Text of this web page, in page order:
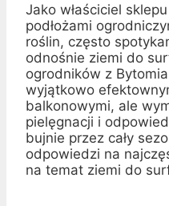
Jako właściciel
podłożami
roślin, często
odnośnie ziemi do
ogrodników z
wyjątkowo
balkonowymi, ale
pielęgnacji i
bujnie przez cały
odpowiedzi na
na temat ziemi do